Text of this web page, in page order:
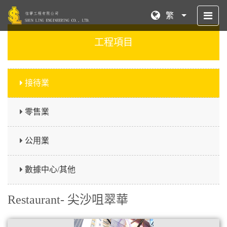
繁
工程項目
接待業
零售業
公用業
數據中心/其他
Restaurant- 尖沙咀翠華